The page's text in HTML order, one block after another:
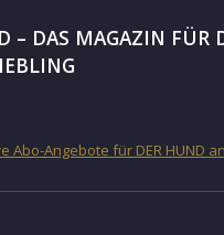
– DAS MAGAZIN FÜR
Abo-Angebote für DER HUND an